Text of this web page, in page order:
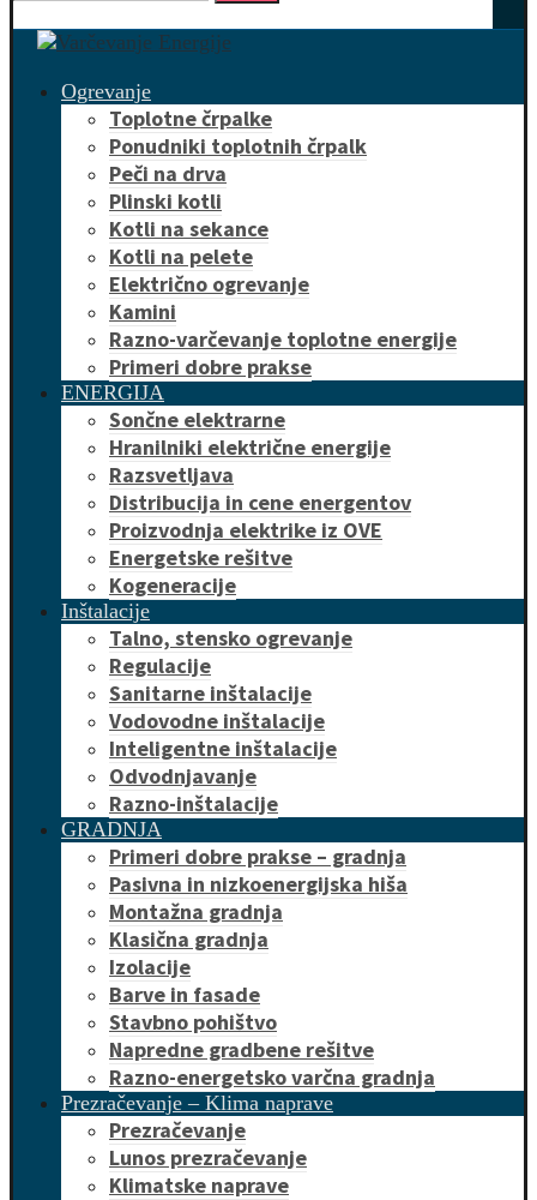
Ogrevanje
Toplotne črpalke
Ponudniki toplotnih črpalk
Peči na drva
Plinski kotli
Kotli na sekance
Kotli na pelete
Električno ogrevanje
Kamini
Razno-varčevanje toplotne energije
Primeri dobre prakse
ENERGIJA
Sončne elektrarne
Hranilniki električne energije
Razsvetljava
Distribucija in cene energentov
Proizvodnja elektrike iz OVE
Energetske rešitve
Kogeneracije
Inštalacije
Talno, stensko ogrevanje
Regulacije
Sanitarne inštalacije
Vodovodne inštalacije
Inteligentne inštalacije
Odvodnjavanje
Razno-inštalacije
GRADNJA
Primeri dobre prakse – gradnja
Pasivna in nizkoenergijska hiša
Montažna gradnja
Klasična gradnja
Izolacije
Barve in fasade
Stavbno pohištvo
Napredne gradbene rešitve
Razno-energetsko varčna gradnja
Prezračevanje – Klima naprave
Prezračevanje
Lunos prezračevanje
Klimatske naprave